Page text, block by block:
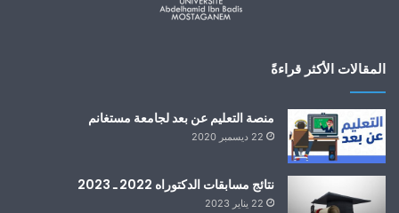
المقالات الأكثر قراءةً
منصة التعليم عن بعد لجامعة مستغانم
22 ديسمبر 2020
نتائج مسابقات الدكتوراه 2022 ـ 2023
22 يناير 2023